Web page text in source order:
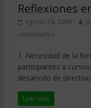
Reflexiones
agosto 18, 2004
comentarios
1. Necesidad de la
participantes a
desarrollo de
Leer más